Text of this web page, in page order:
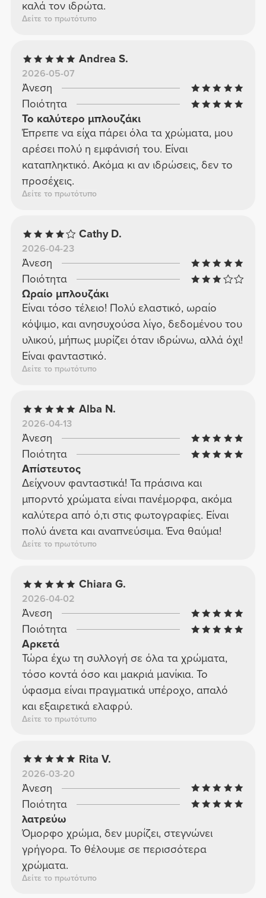
καλά τον ιδρώτα.
Δείτε το πρωτότυπο
Andrea S.
2026-05-07
Άνεση
Ποιότητα
Το καλύτερο μπλουζάκι
Έπρεπε να είχα πάρει όλα τα χρώματα, μου
αρέσει πολύ η εμφάνισή του. Είναι
καταπληκτικό. Ακόμα κι αν ιδρώσεις, δεν το
προσέχεις.
Δείτε το πρωτότυπο
Cathy D.
2026-04-23
Άνεση
Ποιότητα
Ωραίο μπλουζάκι
Είναι τόσο τέλειο! Πολύ ελαστικό, ωραίο
κόψιμο, και ανησυχούσα λίγο, δεδομένου του
υλικού, μήπως μυρίζει όταν ιδρώνω, αλλά όχι!
Είναι φανταστικό.
Δείτε το πρωτότυπο
Alba N.
2026-04-13
Άνεση
Ποιότητα
Απίστευτος
Δείχνουν φανταστικά! Τα πράσινα και
μπορντό χρώματα είναι πανέμορφα, ακόμα
καλύτερα από ό,τι στις φωτογραφίες. Είναι
πολύ άνετα και αναπνεύσιμα. Ένα θαύμα!
Δείτε το πρωτότυπο
Chiara G.
2026-04-02
Άνεση
Ποιότητα
Αρκετά
Τώρα έχω τη συλλογή σε όλα τα χρώματα,
τόσο κοντά όσο και μακριά μανίκια. Το
ύφασμα είναι πραγματικά υπέροχο, απαλό
και εξαιρετικά ελαφρύ.
Δείτε το πρωτότυπο
Rita V.
2026-03-20
Άνεση
Ποιότητα
λατρεύω
Όμορφο χρώμα, δεν μυρίζει, στεγνώνει
γρήγορα. Το θέλουμε σε περισσότερα
χρώματα.
Δείτε το πρωτότυπο